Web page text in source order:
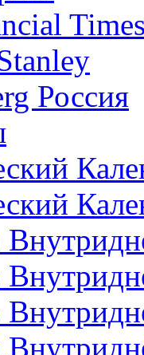
Россия